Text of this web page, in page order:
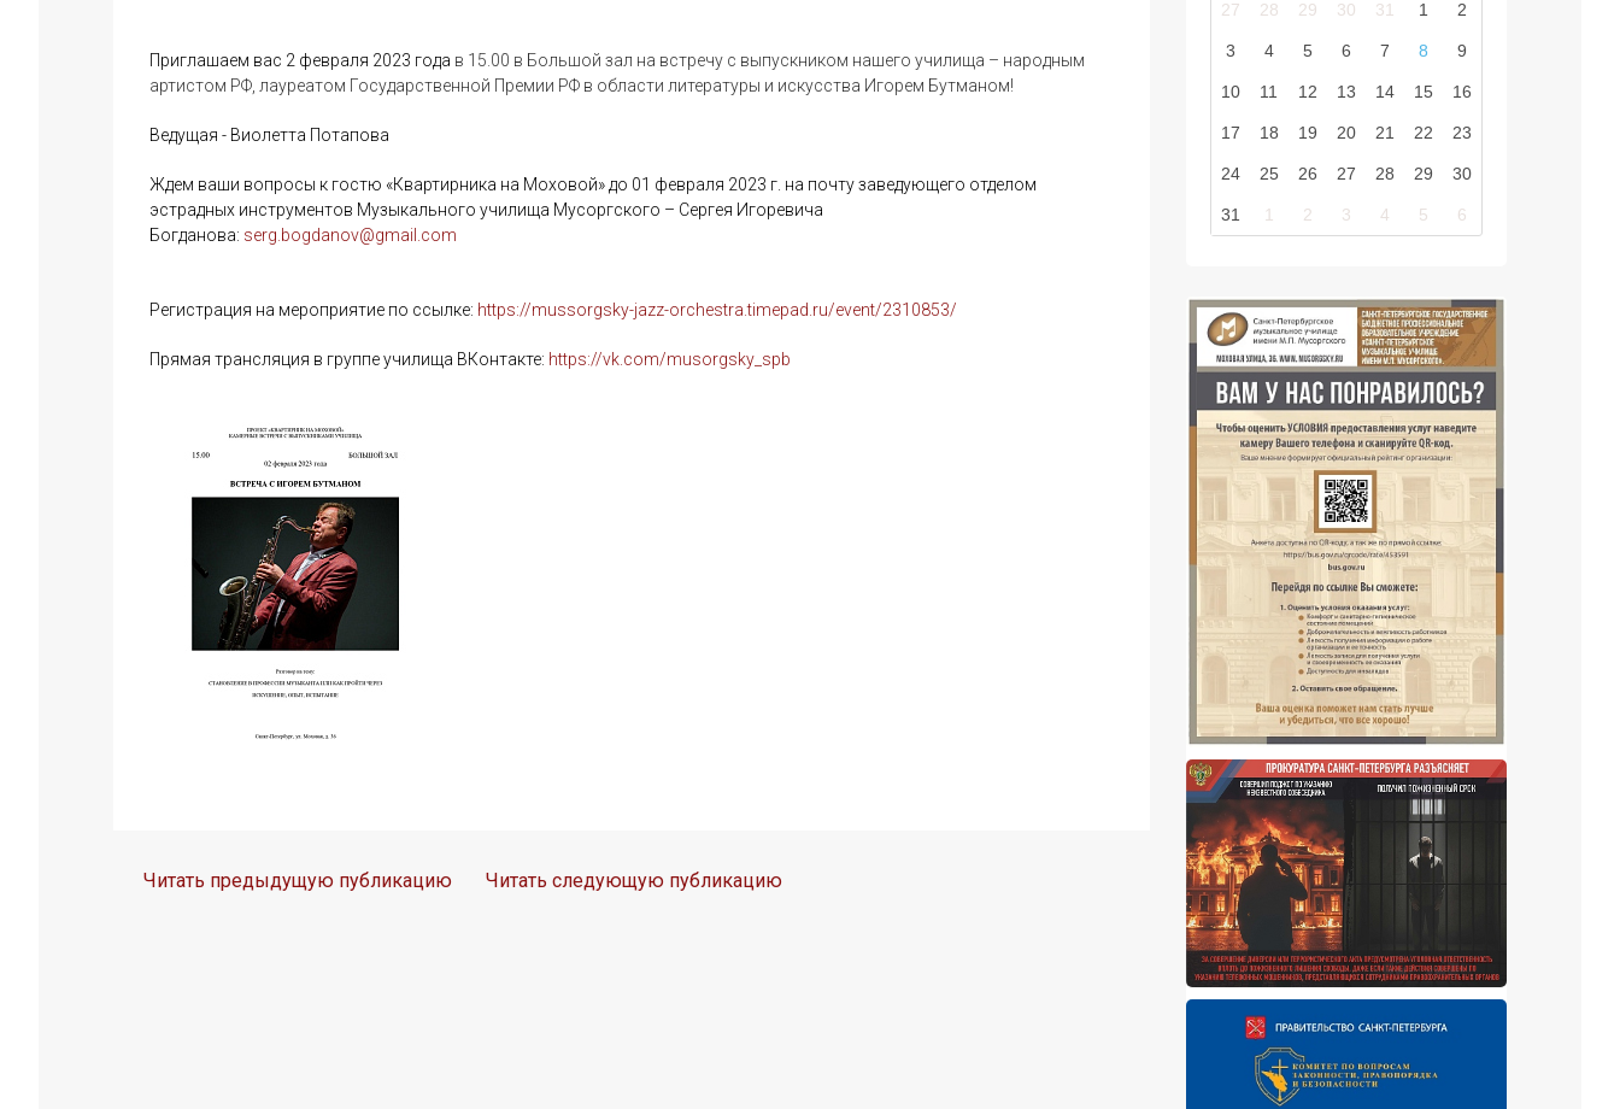
Приглашаем вас 2 февраля 2023 года в 15.00 в Большой зал на встречу с выпускником нашего училища – народным
артистом РФ, лауреатом Государственной Премии РФ в области литературы и искусства Игорем Бутманом!
Ведущая - Виолетта Потапова
Ждем ваши вопросы к гостю «Квартирника на Моховой» до 01 февраля 2023 г. на почту заведующего отделом
эстрадных инструментов Музыкального училища Мусоргского – Сергея Игоревича
Богданова: serg.bogdanov@gmail.com
Регистрация на мероприятие по ссылке: https://mussorgsky-jazz-orchestra.timepad.ru/event/2310853/
Прямая трансляция в группе училища ВКонтакте: https://vk.com/musorgsky_spb
Читать предыдущую публикацию Читать следующую публикацию
27 28 29 30 31 1 2
3 4 5 6 7 8 9
10 11 12 13 14 15 16
17 18 19 20 21 22 23
24 25 26 27 28 29 30
31 1 2 3 4 5 6